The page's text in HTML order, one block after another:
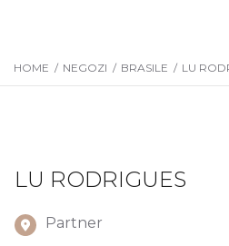
HOME / NEGOZI / BRASILE / LU
LU RODRIGUES
Partner